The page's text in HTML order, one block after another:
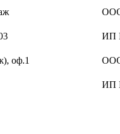
ИП
оф.1
ИП